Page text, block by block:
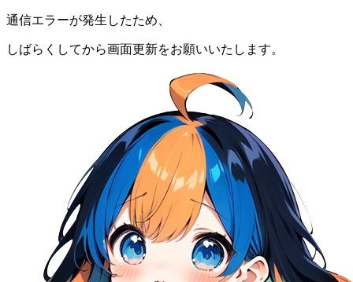
通信エラーが発生したため、
しばらくしてから画面更新をお願いいたします。